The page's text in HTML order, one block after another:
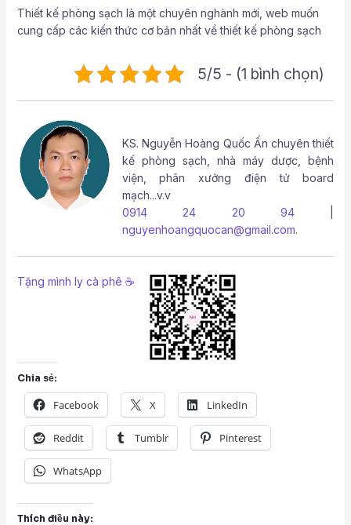
Thiết kế phòng sạch là một chuyên nghành mới, web muốn
cung cấp các kiến thức cơ bản nhất về thiết kế phòng sạch
5/5 - (1 bình chọn)
KS. Nguyễn Hoàng Quốc Ấnchuyên thiết
kế phòng sạch, nhà máy dược, bệnh
viện, phân xưởng điện tử board
mạch...v.v
0914 24 20 94|
nguyenhoangquocan@gmail.com.
Tặng mình ly cà phê ☕
Chia sẻ:
Facebook X LinkedIn
Reddit Tumblr Pinterest
WhatsApp
Thích điều này: